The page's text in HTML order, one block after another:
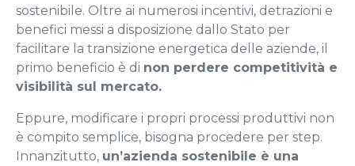
sostenibile. Oltre ai numerosi incentivi, detrazioni e
benefici messi a disposizione dallo Stato per
facilitare la transizione energetica delle aziende, il
primo beneficio è di non perdere competitività e
visibilità sul mercato.
Eppure, modificare i propri processi produttivi non
è compito semplice, bisogna procedere per step.
Innanzitutto, un’azienda sostenibile è una